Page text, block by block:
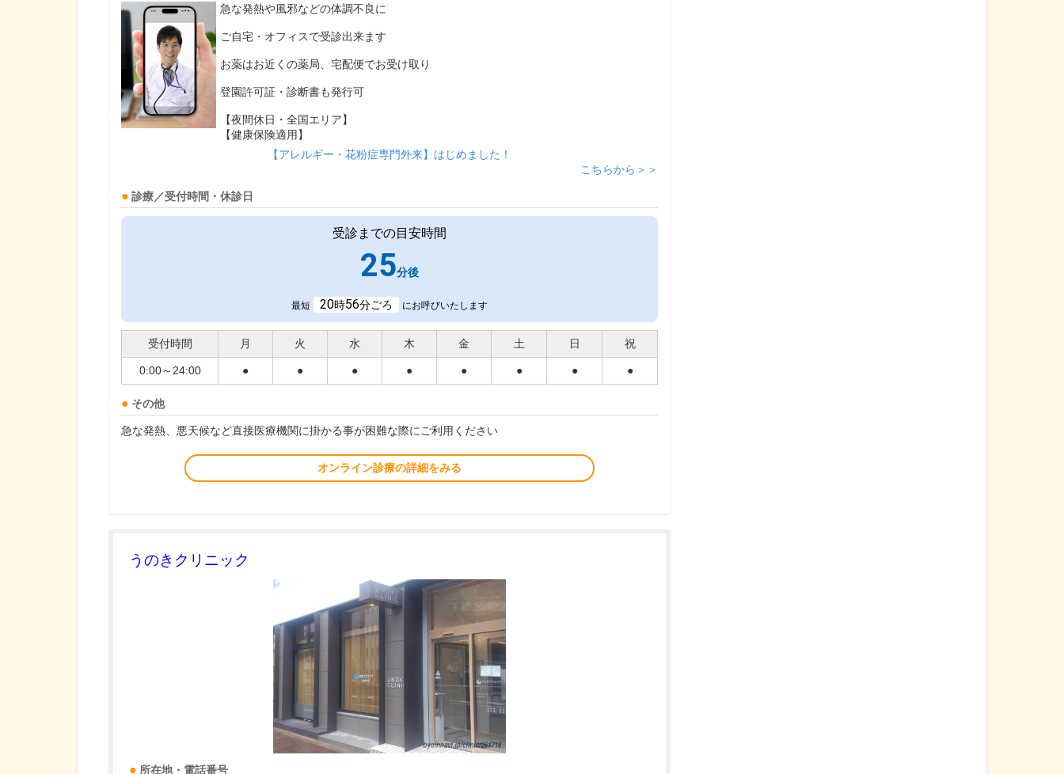
急な発熱や風邪などの体調不良に
ご自宅・オフィスで受診出来ます
お薬はお近くの薬局、宅配便でお受け取り
登園許可証・診断書も発行可
【夜間休日・全国エリア】
【健康保険適用】
【アレルギー・花粉症専門外来】はじめました！
こちらから＞＞
診療／受付時間・休診日
受診までの目安時間
25分後
最短 20時56分ごろ にお呼びいたします
受付時間 月 火 水 木 金 土 日 祝
0:00～24:00 ● ● ● ● ● ● ● ●
その他
急な発熱、悪天候など直接医療機関に掛かる事が困難な際にご利用ください
オンライン診療の詳細をみる
うのきクリニック
所在地・電話番号